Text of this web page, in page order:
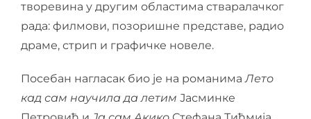
творевина у другим областима стваралачког
рада: филмови, позоришне представе, радио
драме, стрип и графичке новеле.
Посебан нагласак био је на романимаЛето
кад сам научила да летим Јасминке